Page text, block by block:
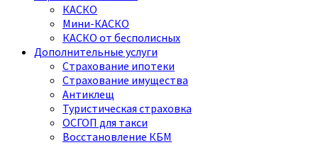
КАСКО
Мини-КАСКО
КАСКО от бесполисных
Дополнительные услуги
Страхование ипотеки
Страхование имущества
Антиклещ
Туристическая страховка
ОСГОП для такси
Восстановление КБМ